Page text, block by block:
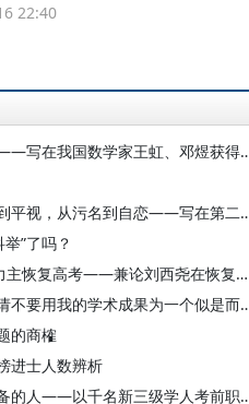
22:40
沈登苗：我十五年前的预测成功——写
沈登苗：从量变到质变，从仰望到平视，从污名到
”了吗？
沈登苗：邓小平绕开“两个凡是”力主恢复高考——兼论刘西尧在恢复高考中的重要作用
沈登苗：如此怼犹太人不妥——请
的商榷
进士人数辨析
沈登苗：机遇更垂青于有条件准备